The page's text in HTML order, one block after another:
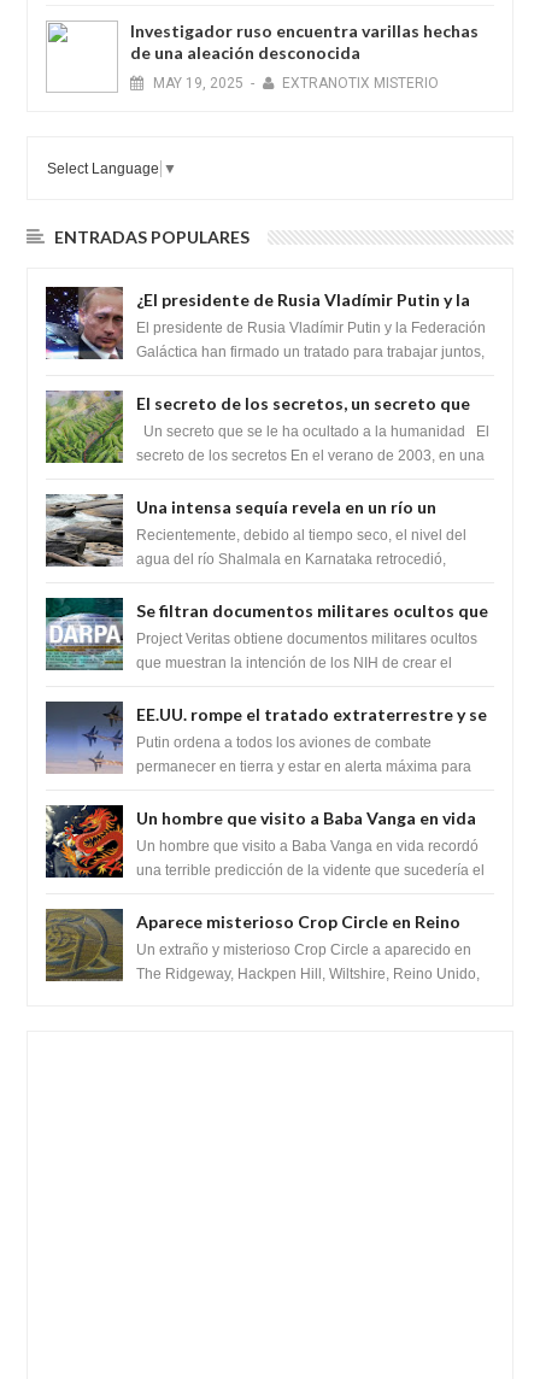
Investigador ruso encuentra varillas hechas
de una aleación desconocida
MAY 19, 2025 - EXTRANOTIX MISTERIO
Select Language ▼
ENTRADAS POPULARES
¿El presidente de Rusia Vladímir Putin y la
Federación Galactica han firmado un
tratado para acabar con los Sionistas?
El presidente de Rusia Vladímir Putin y la Federación
Galáctica han firmado un tratado para trabajar juntos,
El secreto de los secretos, un secreto que
cambiaría por completo el destino de la
humanidad
Un secreto que se le ha ocultado a la humanidad El
secreto de los secretos En el verano de 2003, en una
Una intensa sequía revela en un río un
impresionante hallazgo de miles de Shiva
Lingas
Recientemente, debido al tiempo seco, el nivel del
agua del río Shalmala en Karnataka retrocedió,
Se filtran documentos militares ocultos que
muestran la intención de los NIH de crear el
SARS-CoV-2, utilizando la investigación de
Project Veritas obtiene documentos militares ocultos
que muestran la intención de los NIH de crear el
EE.UU. rompe el tratado extraterrestre y se
prepara para destruir el misterioso satélite
"Caballero Negro"
Putin ordena a todos los aviones de combate
permanecer en tierra y estar en alerta máxima para
Un hombre que visito a Baba Vanga en vida
recordó la terrible predicción de la vidente
para febrero de 2022.
Un hombre que visito a Baba Vanga en vida recordó
una terrible predicción de la vidente que sucedería el
Aparece misterioso Crop Circle en Reino
Unido 23 de junio 2016
Un extraño y misterioso Crop Circle a aparecido en
The Ridgeway, Hackpen Hill, Wiltshire, Reino Unido,